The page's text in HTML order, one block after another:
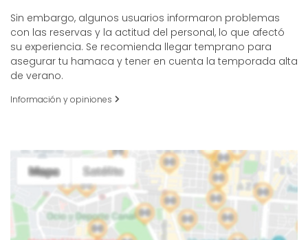
Sin embargo, algunos usuarios informaron problemas
con las reservas y la actitud del personal, lo que afectó
su experiencia. Se recomienda llegar temprano para
asegurar tu hamaca y tener en cuenta la temporada alta
de verano.
Información y opiniones